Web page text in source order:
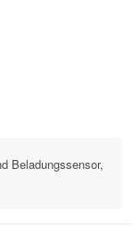
Beladungssensor,